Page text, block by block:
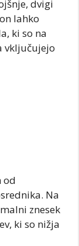
dvigi
lahko
ki so na
vključujejo
od
Na
znesek
ki so nižja